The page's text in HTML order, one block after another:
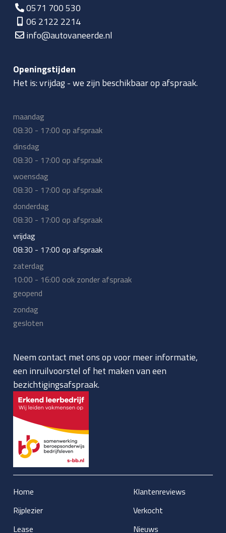
0571 700 530
06 2122 2214
info@autovaneerde.nl
Openingstijden
Het is:vrijdag-we zijn beschikbaar op afspraak.
maandag
08:30 - 17:00 op afspraak
dinsdag
08:30 - 17:00 op afspraak
woensdag
08:30 - 17:00 op afspraak
donderdag
08:30 - 17:00 op afspraak
vrijdag
08:30 - 17:00 op afspraak
zaterdag
10:00 - 16:00 ook zonder afspraak
geopend
zondag
gesloten
Neem contact met ons op voor meer informatie,
een inruilvoorstel of het maken van een
bezichtigingsafspraak.
Home
Rijplezier
Lease
Klantenreviews
Verkocht
Nieuws